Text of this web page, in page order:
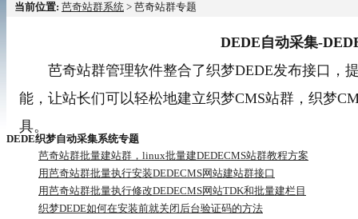
当前位置: 芭奇站群系统 > 芭奇站群专题
DEDE自动采集-
芭奇站群管理软件整合了织梦DEDE发布接口，提
能，让站长们可以轻松地建立织梦CMS站群，织梦
具。
DEDE织梦自动采集系统专题
芭奇站群批量建站群，linux批量建DEDECMS站群教程方案
用芭奇站群批量执行安装DEDECMS网站建站群接口
用芭奇站群批量执行修改DEDECMS网站TDK和批量建栏目
织梦DEDE如何在安装前就关闭后台验证码的方法